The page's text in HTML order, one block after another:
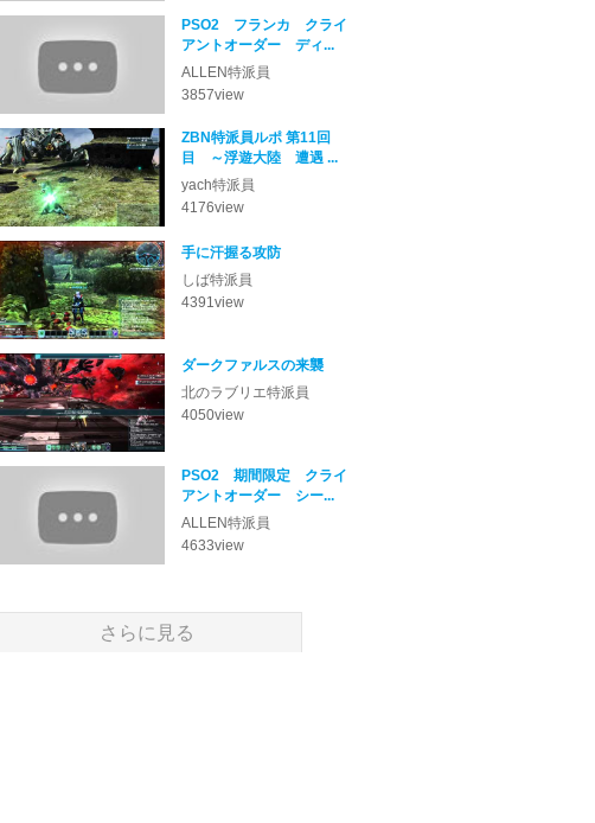
PSO2 フランカ クライ
アントオーダー ディ...
3857view
ALLEN
ZBN特派員ルポ 第11回
目 ～浮遊大陸 遭遇 ...
4176view
yach
手に汗握る攻防
4391view
しば
ダークファルスの来襲
4050view
北のラブリエ
PSO2 期間限定 クライ
アントオーダー シー...
4633view
ALLEN
さらに見る